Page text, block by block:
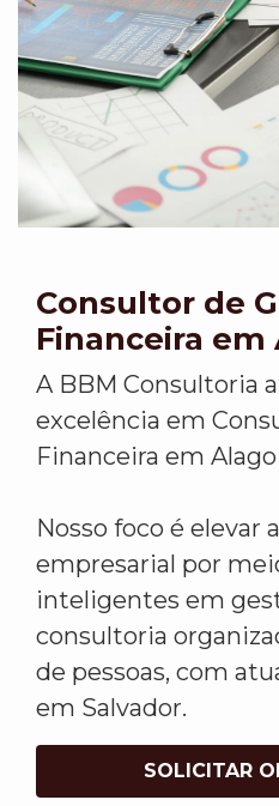
Consultor de
Financeira em
A BBM Consultoria
excelência em
Financeira em
Nosso foco é elevar
empresarial por
inteligentes em
consultoria
de pessoas, com
em Salvador.
SOLICITAR